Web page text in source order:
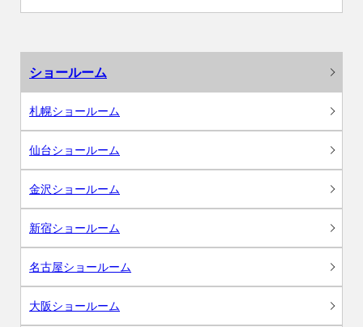
ショールーム
札幌ショールーム
仙台ショールーム
金沢ショールーム
新宿ショールーム
名古屋ショールーム
大阪ショールーム